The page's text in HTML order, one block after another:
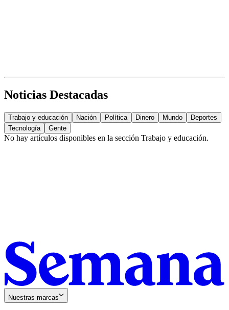
Noticias Destacadas
Trabajo y educación Nación Política Dinero Mundo
Deportes
Tecnología
Gente
No hay artículos disponibles en la sección Trabajo y educación.
Nuestras marcas